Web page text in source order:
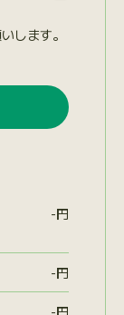
します。
-円
-円